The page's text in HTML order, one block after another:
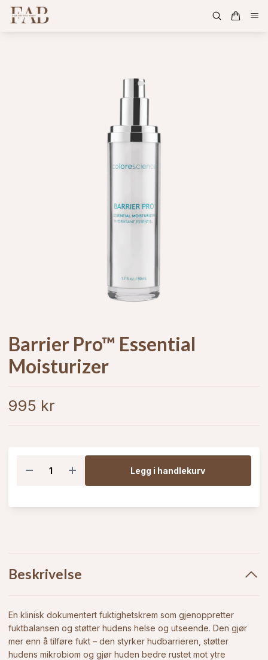
Barrier Pro™ Essential
Moisturizer
995 kr
Legg i handlekurv
Beskrivelse
En klinisk dokumentert fuktighetskrem som gjenoppretter
fuktbalansen og støtter hudens helse og utseende. Den gjør
mer enn å tilføre fukt – den styrker hudbarrieren, støtter
hudens mikrobiom og gjør huden bedre rustet mot ytre